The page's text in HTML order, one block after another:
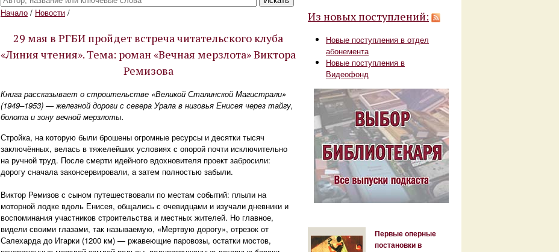
Начало / Новости /
29 мая в РГБИ пройдет встреча читательского клуба
«Линия чтения». Тема: роман «Вечная мерзлота» Виктора
Ремизова
Книга рассказывает о строительстве «Великой Сталинской Магистрали»
(1949–1953) — железной дороги с севера Урала в низовья Енисея через тайгу,
болота и зону вечной мерзлоты.
Стройка, на которую были брошены огромные ресурсы и десятки тысяч
заключённых, велась в тяжелейших условиях с опорой почти исключительно
на ручной труд. После смерти идейного вдохновителя проект забросили:
дорогу сначала законсервировали, а затем полностью забыли.
Виктор Ремизов с сыном путешествовали по местам событий: плыли на
моторной лодке вдоль Енисея, общались с очевидцами и изучали дневники и
воспоминания участников строительства и местных жителей. Но главное,
видели своими глазами, так называемую, «Мертвую дорогу», отрезок от
Салехарда до Игарки (1200 км) — ржавеющие паровозы, остатки мостов,
Из новых поступлений:
Новые поступления в отдел
абонемента
Новые поступления в
Видеофонд
Первые оперные
постановки в